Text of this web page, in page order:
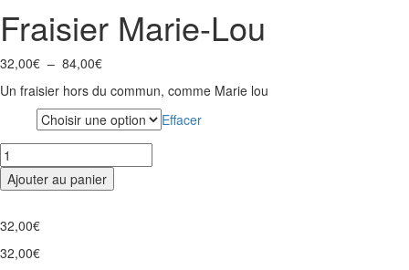
Fraisier Marie-Lou
32,00€ – 84,00€Plage
prix :
32,00€
à
Un fraisier hors du commun, comme Marie lou
Effacer
quantité
de
Fraisier
Lou
Ajouter au panier
32,00€
32,00€